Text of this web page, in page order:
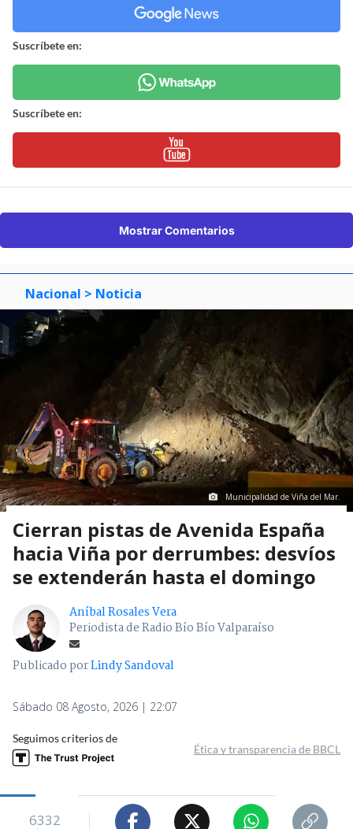
Suscríbete en:
Suscríbete en:
Mostrar Comentarios
Nacional > Noticia
Municipalidad de Viña del Mar.
Cierran pistas de Avenida España
hacia Viña por derrumbes: desvíos
se extenderán hasta el domingo
Aníbal Rosales Vera
Periodista de Radio Bío Bío Valparaíso
Publicado porLindy Sandoval
Sábado 08 Agosto, 2026 | 22:07
Seguimos criterios de
Ética y transparencia de BBCL
6332